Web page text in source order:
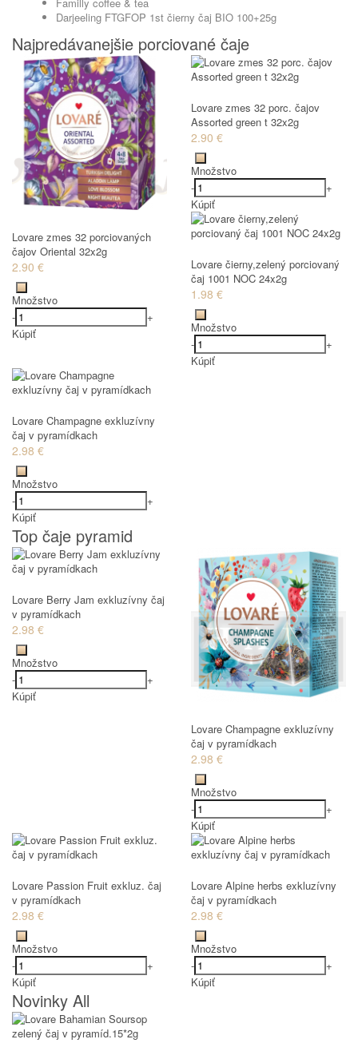
Darjeeling FTGFOP 1st čierny čaj BIO 100+25g
Najpredávanejšie porciované čaje
Lovare zmes 32 porciovaných
čajov Oriental 32x2g
2.90 €
Množstvo
-
+
Kúpiť
Lovare zmes 32 porc. čajov
Assorted green t 32x2g
2.90 €
Množstvo
-
+
Kúpiť
Lovare čierny,zelený porciovaný
čaj 1001 NOC 24x2g
1.98 €
Množstvo
-
+
Kúpiť
Lovare Champagne exkluzívny
čaj v pyramídkach
2.98 €
Množstvo
-
+
Kúpiť
Top čaje pyramid
Lovare Berry Jam exkluzívny čaj
v pyramídkach
2.98 €
Množstvo
-
+
Kúpiť
Lovare Champagne exkluzívny
čaj v pyramídkach
2.98 €
Množstvo
-
+
Kúpiť
Lovare Passion Fruit exkluz. čaj
v pyramídkach
2.98 €
Množstvo
-
+
Kúpiť
Lovare Alpine herbs exkluzívny
čaj v pyramídkach
2.98 €
Množstvo
-
+
Kúpiť
Novinky All